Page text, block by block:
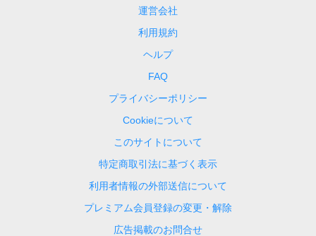
運営会社
利用規約
ヘルプ
FAQ
プライバシーポリシー
Cookieについて
このサイトについて
特定商取引法に基づく表示
利用者情報の外部送信について
プレミアム会員登録の変更・解除
広告掲載のお問合せ